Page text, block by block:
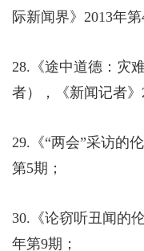
际新闻界》 2013年第
28. 《途中道德：灾
者），《新闻记者》
29. 《“两会”采访的
第5期；
30. 《论窃听丑闻的
年第9期；